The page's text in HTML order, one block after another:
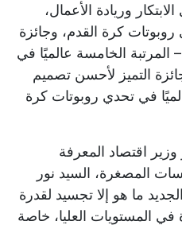
وريادة الأعمال،
كرة القدم، وجائزة
الخامسة عالميًا في
التميز لأحسن تصميم
في تحدي روبوتات كرة
وزير اقتصاد المعرفة
المصغرة، السيد نور
ما هو إلا تجسيد لقدرة
في المستويات العليا، خاصة